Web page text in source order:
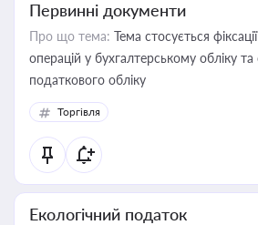
Первинні документи
Про що тема: Тема стосується
операцій у бухгалтерському обліку
податкового обліку
Торгівля
Екологічний податок